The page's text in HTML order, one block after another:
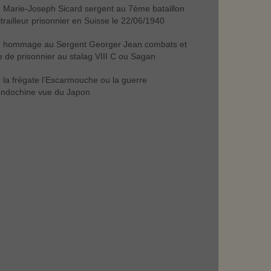
Marie-Joseph Sicard sergent au 7ème bataillon
prisonnier en Suisse le 22/06/1940
hommage au Sergent Georger Jean combats et
de prisonnier au stalag VIII C ou Sagan
la frégate l’Escarmouche ou la guerre
vue du Japon